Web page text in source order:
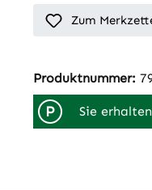
Zum
Produktnummer:
P Sie